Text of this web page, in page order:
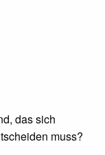
das sich
muss?